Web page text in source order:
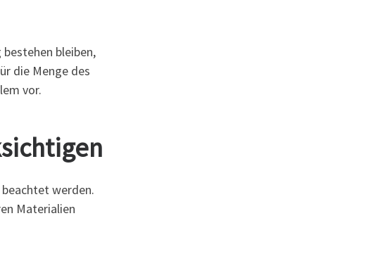
bleiben,
die Menge des
vor.
werden.
Materialien